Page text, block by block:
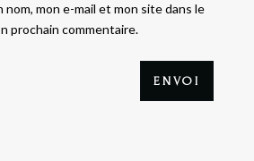
nom, mon e-mail et mon site dans le
prochain commentaire.
ENVOI